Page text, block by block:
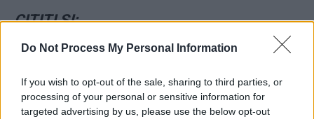
Do Not Process My Personal Information
If you wish to opt-out of the sale, sharing to third parties, or
processing of your personal or sensitive information for
targeted advertising by us, please use the below opt-out
CITIȚI ȘI:
S-a spart ”frontul anti-Bolojan”: 6 semnatari
ai moțiunii de cenzură au anunțat că n-o
votează